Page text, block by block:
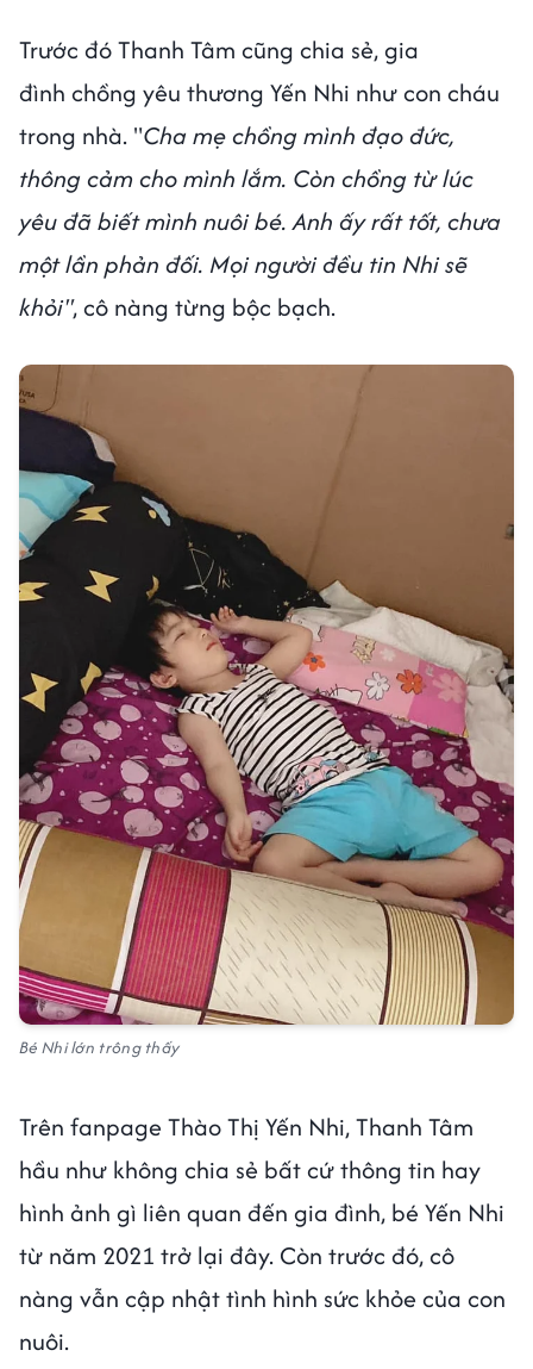
Trước đó Thanh Tâm cũng chia sẻ, gia
đình chồng yêu thương Yến Nhi như con cháu
trong nhà. "Cha mẹ chồng mình đạo đức,
thông cảm cho mình lắm. Còn chồng từ lúc
yêu đã biết mình nuôi bé. Anh ấy rất tốt, chưa
một lần phản đối. Mọi người đều tin Nhi sẽ
khỏi", cô nàng từng bộc bạch.
Bé Nhi lớn trông thấy
Trên fanpage Thào Thị Yến Nhi, Thanh Tâm
hầu như không chia sẻ bất cứ thông tin hay
hình ảnh gì liên quan đến gia đình, bé Yến Nhi
từ năm 2021 trở lại đây. Còn trước đó, cô
nàng vẫn cập nhật tình hình sức khỏe của con
nuôi.